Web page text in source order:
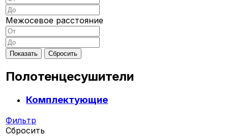
Межосевое расстояние
Полотенцесушители
Комплектующие
Фильтр
Сбросить